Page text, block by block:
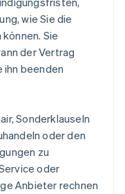
wie Sie die
Sie
der Vertrag
ihn beenden
Sonderklauseln
oder den
zu
oder
Anbieter rechnen